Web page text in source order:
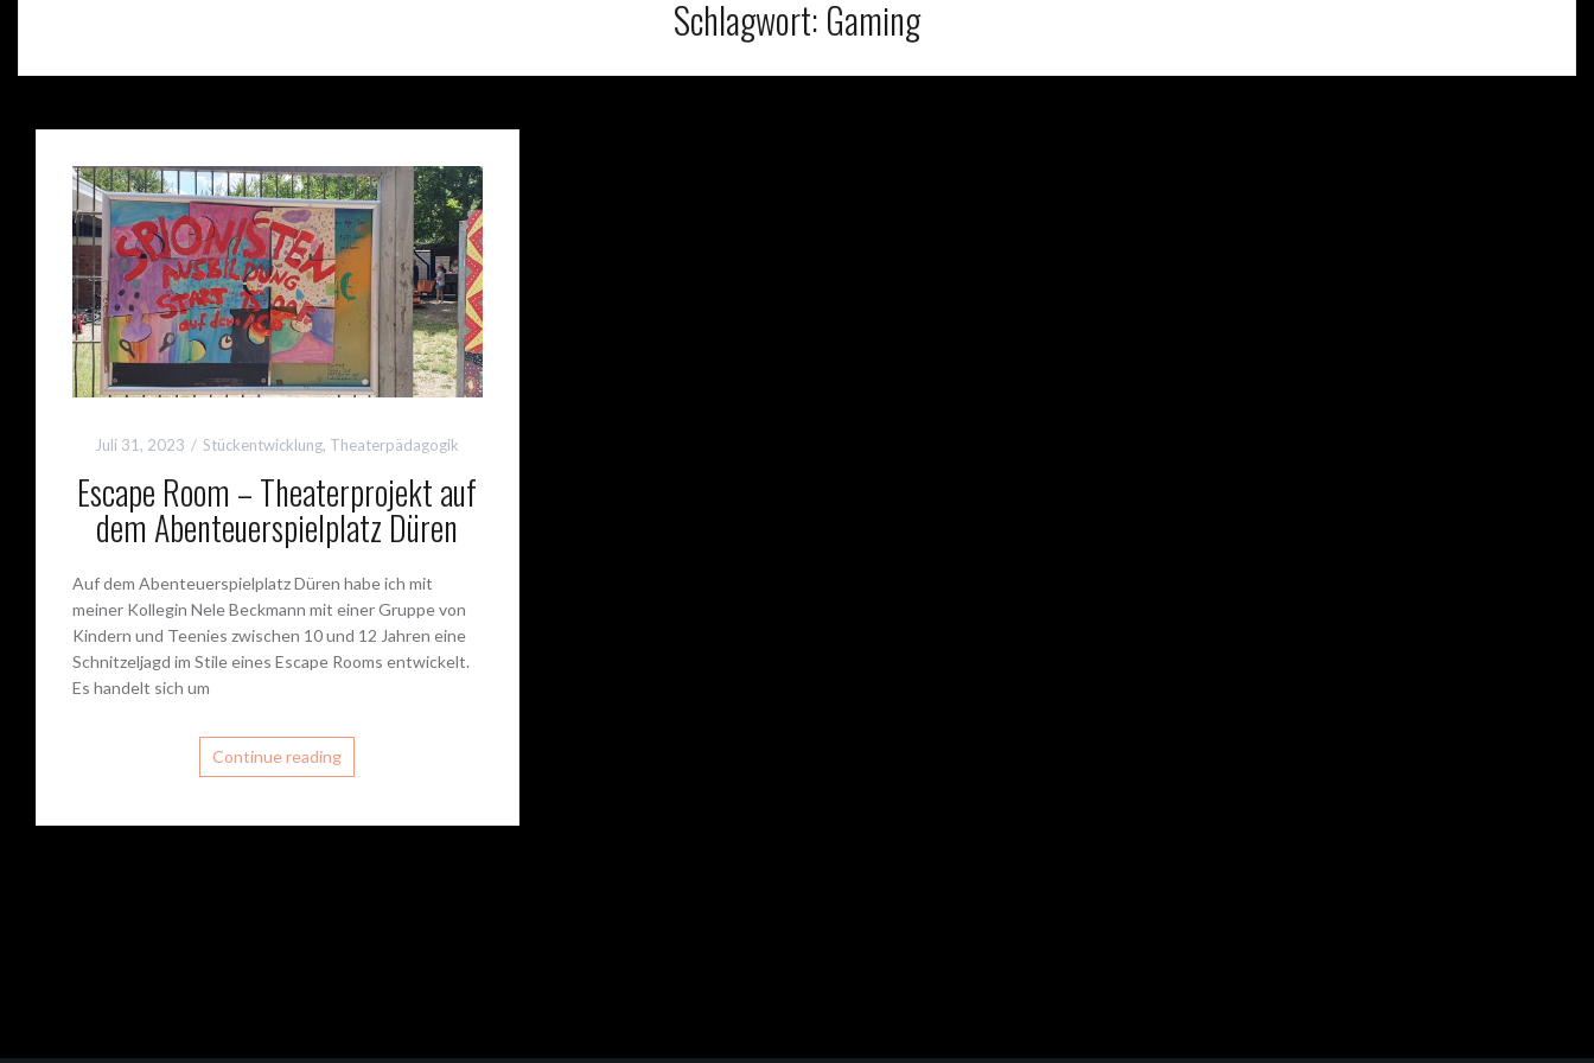
Schlagwort: Gaming
Juli 31, 2023 Stückentwicklung, Theaterpädagogik
Escape Room – Theaterprojekt auf
dem Abenteuerspielplatz Düren
Auf dem Abenteuerspielplatz Düren habe ich mit
meiner Kollegin Nele Beckmann mit einer Gruppe von
Kindern und Teenies zwischen 10 und 12 Jahren eine
Schnitzeljagd im Stile eines Escape Rooms entwickelt.
Es handelt sich um
Continue reading